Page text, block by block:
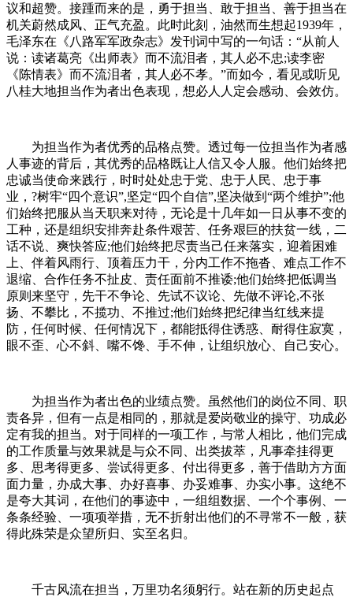
议和超赞。接踵而来的是，勇于担当、敢于担当、善于担当在
机关蔚然成风、正气充盈。此时此刻，油然而生想起1939年，
毛泽东在《八路军军政杂志》发刊词中写的一句话：“从前人
说：读诸葛亮《出师表》而不流泪者，其人必不忠;读李密
《陈情表》而不流泪者，其人必不孝。”而如今，看见或听见
八桂大地担当作为者出色表现，想必人人定会感动、会效仿。
为担当作为者优秀的品格点赞。透过每一位担当作为者感
人事迹的背后，其优秀的品格既让人信又令人服。他们始终把
忠诚当使命来践行，时时处处忠于党、忠于人民、忠于事
业，?树牢“四个意识”,坚定“四个自信”,坚决做到“两个维护”;他
们始终把服从当天职来对待，无论是十几年如一日从事不变的
工种，还是组织安排奔赴条件艰苦、任务艰巨的扶贫一线，二
话不说、爽快答应;他们始终把尽责当己任来落实，迎着困难
上、伴着风雨行、顶着压力干，分内工作不拖沓、难点工作不
退缩、合作任务不扯皮、责任面前不推诿;他们始终把低调当
原则来坚守，先干不争论、先试不议论、先做不评论,不张
扬、不攀比，不揽功、不推过;他们始终把纪律当红线来提
防，任何时候、任何情况下，都能抵得住诱惑、耐得住寂寞，
眼不歪、心不斜、嘴不馋、手不伸，让组织放心、自己安心。
为担当作为者出色的业绩点赞。虽然他们的岗位不同、职
责各异，但有一点是相同的，那就是爱岗敬业的操守、功成必
定有我的担当。对于同样的一项工作，与常人相比，他们完成
的工作质量与效果就是与众不同、出类拔萃，凡事牵挂得更
多、思考得更多、尝试得更多、付出得更多，善于借助方方面
面力量，办成大事、办好喜事、办妥难事、办实小事。这绝不
是夸大其词，在他们的事迹中，一组组数据、一个个事例、一
条条经验、一项项举措，无不折射出他们的不寻常不一般，获
得此殊荣是众望所归、实至名归。
千古风流在担当，万里功名须躬行。站在新的历史起点